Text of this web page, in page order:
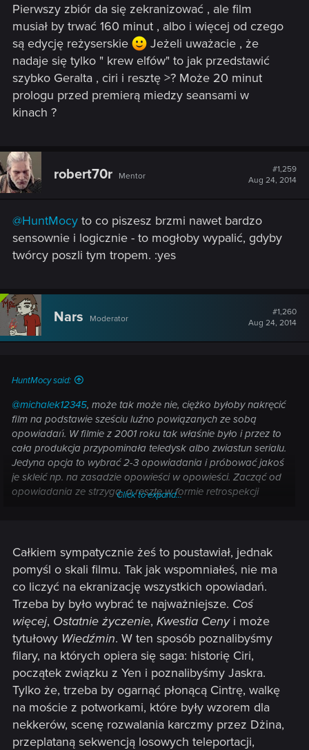
:
Pierwszy zbiór da się zekranizować , ale film
musiał by trwać 160 minut , albo i więcej od czego
są edycję reżyserskie
Jeżeli uważacie , że
nadaje się tylko " krew elfów" to jak przedstawić
szybko Geralta , ciri i resztę >? Może 20 minut
prologu przed premierą miedzy seansami w
kinach ?
robert70r Mentor
#1,259
Aug 24, 2014
@HuntMocy to co piszesz brzmi nawet bardzo
sensownie i logicznie - to mogłoby wypalić, gdyby
twórcy poszli tym tropem. :yes
Nars Moderator
#1,260
Aug 24, 2014
HuntMocy said:
@michalek12345, może tak może nie, ciężko byłoby nakręcić
film na podstawie sześciu luźno powiązanych ze sobą
opowiadań. W filmie z 2001 roku tak właśnie było i przez to
cała produkcja przypominała teledysk albo zwiastun serialu.
Jedyna opcja to wybrać 2-3 opowiadania i próbować jakoś
je skleić np. na zasadzie opowieści w opowieści. Zacząć od
opowiadania ze strzygą, a resztę w formie retrospekcji
Jeżem. W między czasie pojawiłby się Falvick próbujący
wygnać wiedźmina z okolicy za rzeź w Blaviken, a film
kończyłby się odjazdem Geralta ze świątyni. Mielibyśmy
zatem przedstawienie postaci Geralta oraz wydarzeń dzięki
którym zdobył sławę, tą dobrą (odczarowanie Addy) jak i
złą (Blaviken), poznalibyśmy Jaskra, Yennefer i Neneke oraz
relacje jakie łączą go z Geraltem, byłby też wstęp do
późniejszych wydarzeń czyli prawo niespodzianki, Duny, Ciri.
Musieliby trochę skrócić i pozmieniać, ale mogłoby się to
udać.
Click to expand...
Całkiem sympatycznie żeś to poustawiał, jednak
pomyśl o skali filmu. Tak jak wspomniałeś, nie ma
co liczyć na ekranizację wszystkich opowiadań.
Trzeba by było wybrać te najważniejsze. Coś
więcej, Ostatnie życzenie, Kwestia Cenyi może
tytułowy Wiedźmin. W ten sposób poznalibyśmy
filary, na których opiera się saga: historię Ciri,
początek związku z Yen i poznalibyśmy Jaskra.
Tylko że, trzeba by ogarnąć płonącą Cintrę, walkę
na moście z potworkami, które były wzorem dla
nekkerów, scenę rozwalania karczmy przez Dżina,
przeplataną sekwencją losowych teleportacji,